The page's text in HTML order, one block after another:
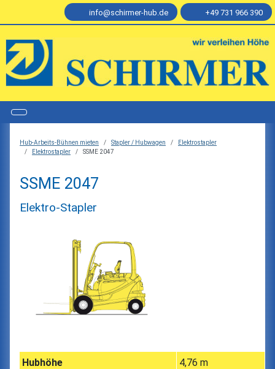
+49 731 966 390
info@schirmer-hub.de
Hub-Arbeits-Bühnen mieten Stapler / Hubwagen
Elektrostapler
Elektrostapler
SSME 2047
SSME 2047
Elektro-Stapler
Hubhöhe
4,76 m